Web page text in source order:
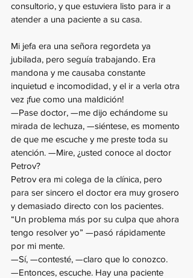
consultorio, y que estuviera listo para ir a
atender a una paciente a su casa.
Mi jefa era una señora regordeta ya
jubilada, pero seguía trabajando. Era
mandona y me causaba constante
inquietud e incomodidad, y el ir a verla otra
vez ¡fue como una maldición!
—Pase doctor, —me dijo echándome su
mirada de lechuza, —siéntese, es momento
de que me escuche y me preste toda su
atención. —Mire, ¿usted conoce al doctor
Petrov?
Petrov era mi colega de la clínica, pero
para ser sincero el doctor era muy grosero
y demasiado directo con los pacientes.
“Un problema más por su culpa que ahora
tengo resolver yo” —pasó rápidamente
por mi mente.
—Sí, —contesté, —claro que lo conozco.
—Entonces, escuche. Hay una paciente